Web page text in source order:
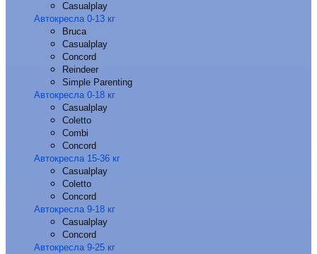
Casualplay
Автокресла 0-13 кг
Bruca
Casualplay
Concord
Reindeer
Simple Parenting
Автокресла 0-18 кг
Casualplay
Coletto
Combi
Concord
Автокресла 15-36 кг
Casualplay
Coletto
Concord
Автокресла 9-18 кг
Casualplay
Concord
Автокресла 9-25 кг